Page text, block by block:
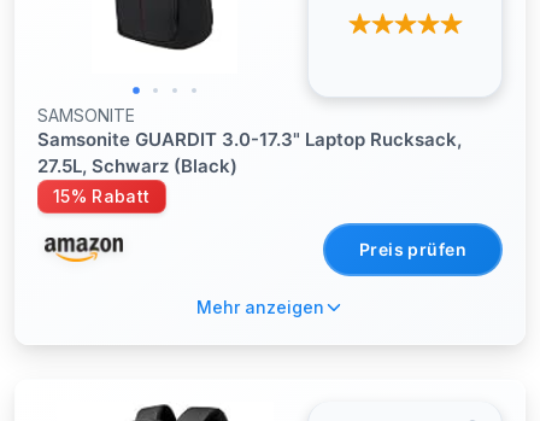
SAMSONITE
Samsonite GUARDIT 3.0-17.3" Laptop Rucksack,
27.5L, Schwarz (Black)
15% Rabatt
Preis prüfen
Mehr anzeigen